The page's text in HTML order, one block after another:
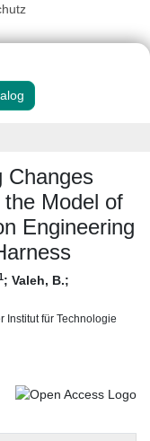
Changes
Model of
Engineering
; Valeh, B.;
Institut für Technologie